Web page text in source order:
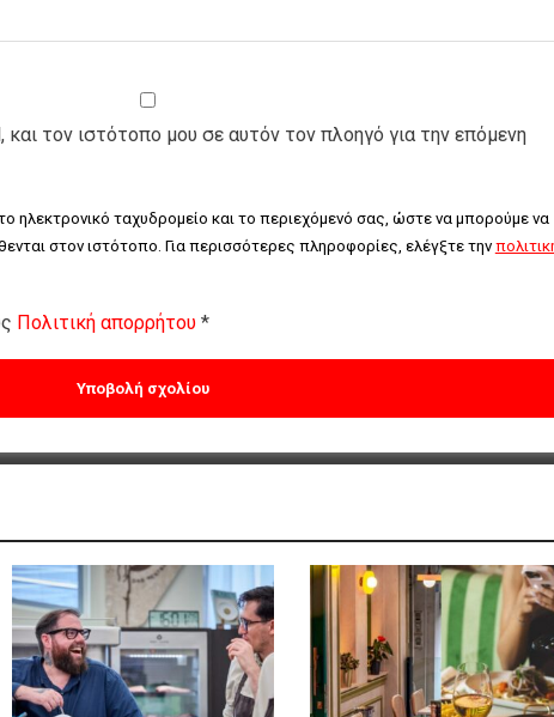
τον ιστότοπο μου σε αυτόν τον πλοηγό για την επόμενη
ηλεκτρονικό ταχυδρομείο και το περιεχόμενό σας, ώστε να μπορούμε να
στον ιστότοπο. Για περισσότερες πληροφορίες, ελέγξτε την
Πολιτική απορρήτου *